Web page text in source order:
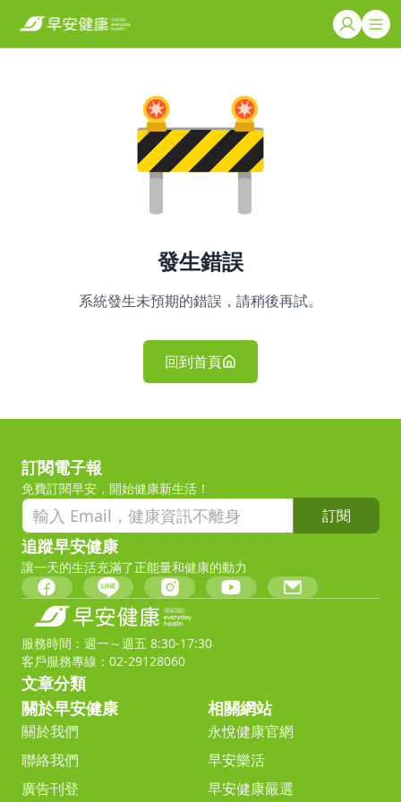
發生錯誤
系統發生未預期的錯誤，請稍後再試。
回到首頁
訂閱電子報
免費訂閱早安，開始健康新生活！
訂閱
追蹤早安健康
讓一天的生活充滿了正能量和健康的動力
服務時間：週一～週五 8:30-17:30
客戶服務專線：02-29128060
文章分類
關於早安健康
關於我們
聯絡我們
廣告刊登
相關網站
永悅健康官網
早安樂活
早安健康嚴選